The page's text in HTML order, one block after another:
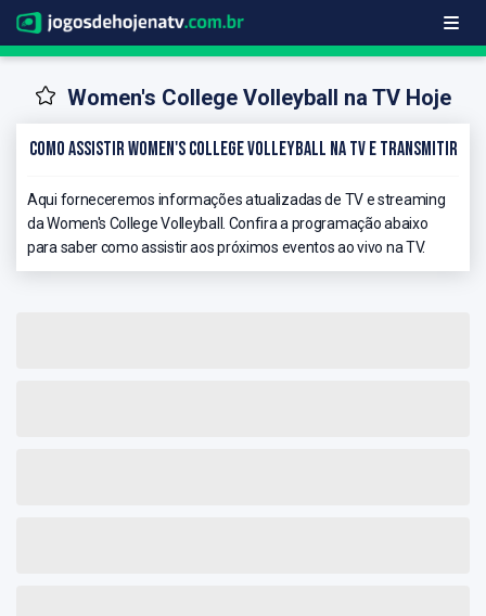
Women's College Volleyball na TV Hoje
Como Assistir Women's College Volleyball na TV e Transmitir
Aqui forneceremos informações atualizadas de TV e streaming
da Women's College Volleyball. Confira a programação abaixo
para saber como assistir aos próximos eventos ao vivo na TV.